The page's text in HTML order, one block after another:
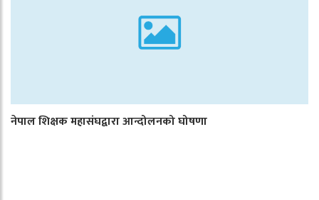
नेपाल शिक्षक महासंघद्वारा आन्दोलनको घोषणा